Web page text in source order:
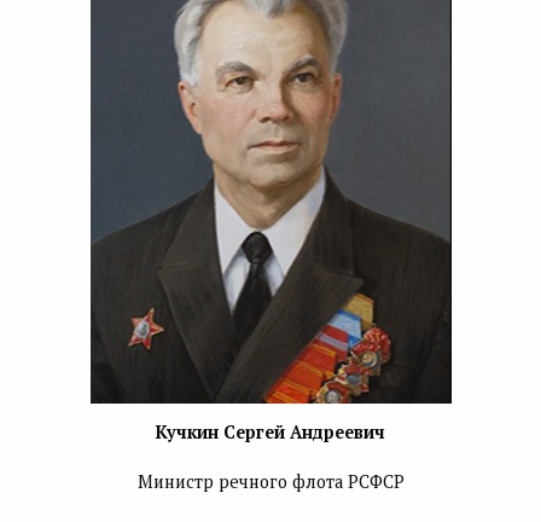
Кучкин Сергей Андреевич
Министр речного флота РСФСР